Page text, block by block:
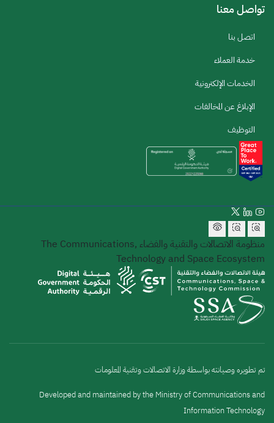
تواصل معنا
اتصل بنا
خدمة العملاء
الخدمات الإلكترونية
الإبلاغ عن المخالفات
التوظيف
منظومة الاتصالات والتقنية والفضاء The Communications,
Technology and Space Ecosystem
تم تطويره وصيانته بواسطة وزارة الاتصالات وتقنية المعلومات
Developed and maintained by the Ministry of Communications and
Information Technology